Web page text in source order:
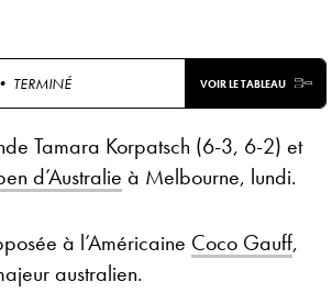
• TERMINÉ VOIR LE TABLEAU
Tamara Korpatsch (6-3, 6-2) et
d’Australie à Melbourne, lundi.
à l’Américaine Coco Gauff,
australien.